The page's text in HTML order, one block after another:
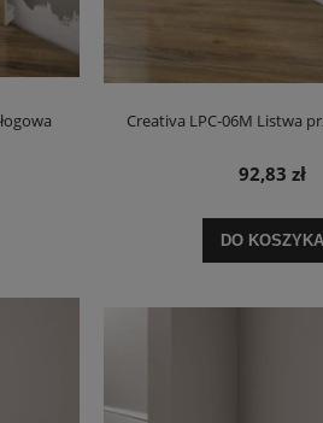
Creativa LPC-06M Listwa
92,83 zł
DO KOSZYKA